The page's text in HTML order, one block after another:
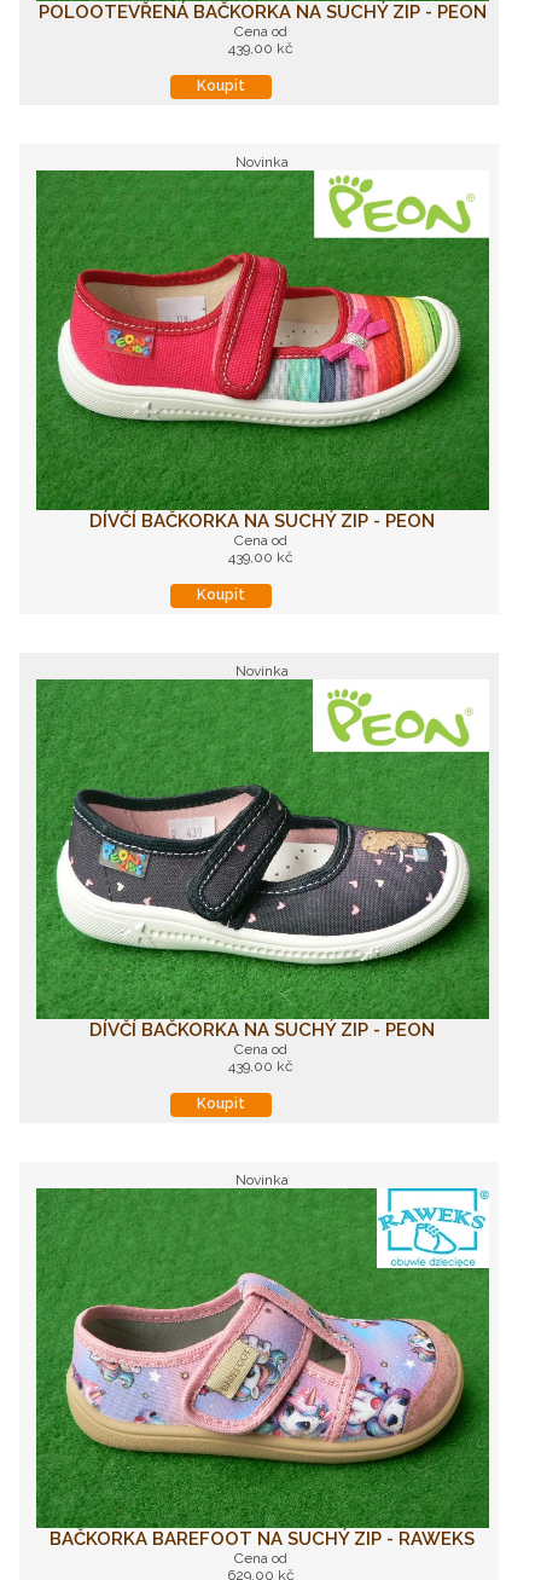
POLOOTEVŘENÁ BAČKORKA NA SUCHÝ ZIP - PEON
Cena od
439,00 kč
Koupit
Novinka
DÍVČÍ BAČKORKA NA SUCHÝ ZIP - PEON
Cena od
439,00 kč
Koupit
Novinka
DÍVČÍ BAČKORKA NA SUCHÝ ZIP - PEON
Cena od
439,00 kč
Koupit
Novinka
BAČKORKA BAREFOOT NA SUCHÝ ZIP - RAWEKS
Cena od
629,00 kč